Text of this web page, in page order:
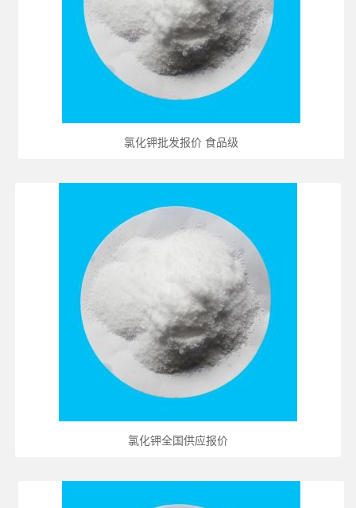
氯化钾批发报价 食品级
氯化钾全国供应报价